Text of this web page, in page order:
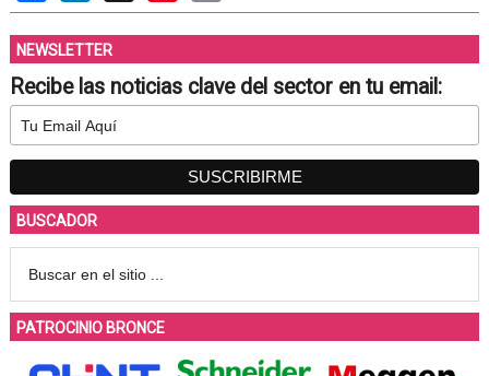
NEWSLETTER
Recibe las noticias clave del sector en tu email:
BUSCADOR
PATROCINIO BRONCE